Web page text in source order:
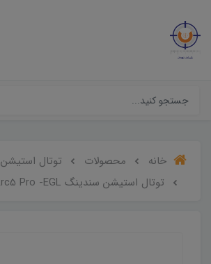
خانه محصولات
توتال استیشن
توتال استیشن سندینگ Sanding Arc5 Pro -EGL